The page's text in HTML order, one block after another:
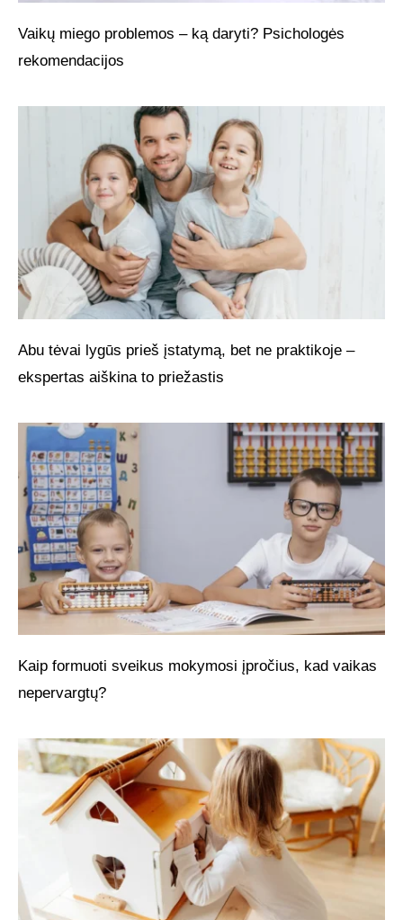
Vaikų miego problemos – ką daryti? Psichologės
rekomendacijos
Abu tėvai lygūs prieš įstatymą, bet ne praktikoje –
ekspertas aiškina to priežastis
Kaip formuoti sveikus mokymosi įpročius, kad vaikas
nepervargtų?